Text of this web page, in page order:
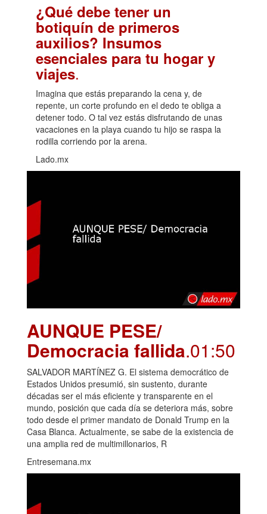
¿Qué debe tener un
botiquín de primeros
auxilios? Insumos
esenciales para tu hogar y
viajes.
Imagina que estás preparando la cena y, de
repente, un corte profundo en el dedo te obliga a
detener todo. O tal vez estás disfrutando de unas
vacaciones en la playa cuando tu hijo se raspa la
rodilla corriendo por la arena.
Lado.mx
AUNQUE PESE/
Democracia fallida.01:50
SALVADOR MARTÍNEZ G. El sistema democrático de
Estados Unidos presumió, sin sustento, durante
décadas ser el más eficiente y transparente en el
mundo, posición que cada día se deteriora más, sobre
todo desde el primer mandato de Donald Trump en la
Casa Blanca. Actualmente, se sabe de la existencia de
una amplia red de multimillonarios, R
Entresemana.mx